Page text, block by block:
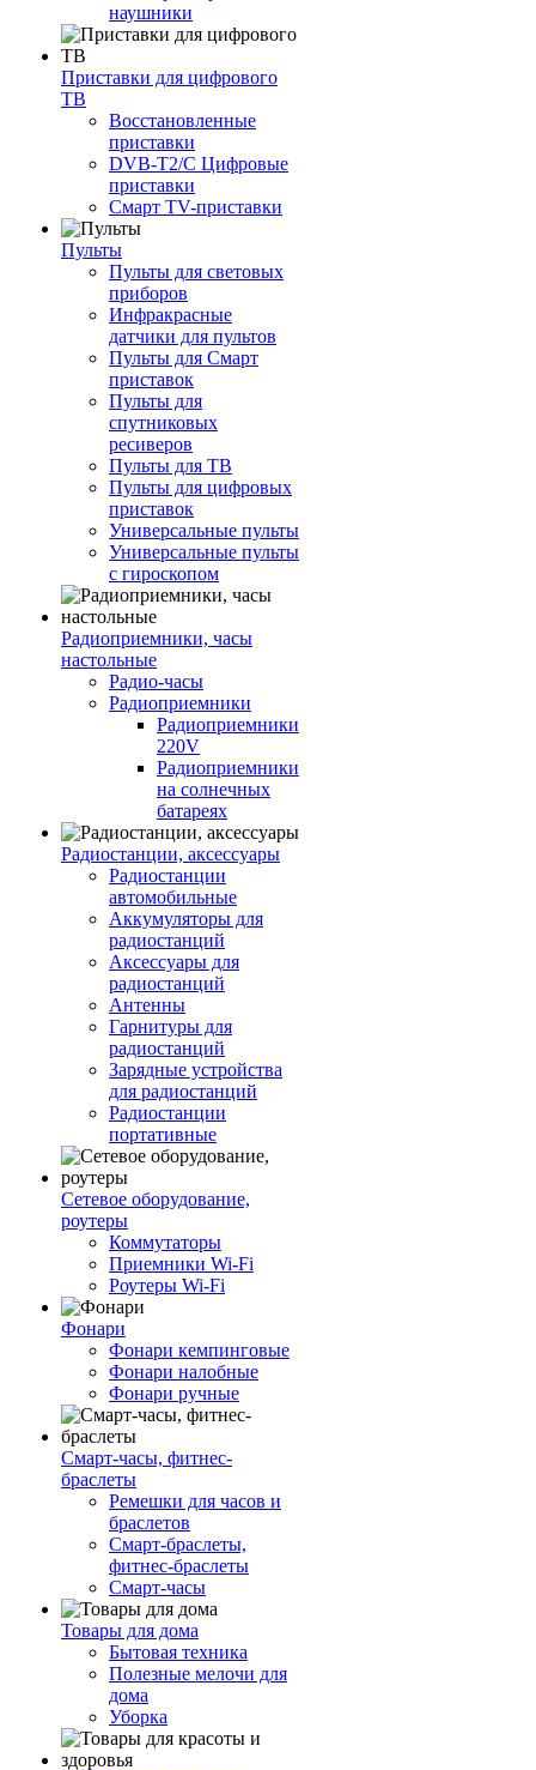
наушники
Приставки для цифрового
ТВ
Восстановленные
приставки
DVB-T2/C Цифровые
приставки
Смарт ТV-приставки
Пульты
Пульты для световых
приборов
Инфракрасные
датчики для пультов
Пульты для Смарт
приставок
Пульты для
спутниковых
ресиверов
Пульты для ТВ
Пульты для цифровых
приставок
Универсальные пульты
Универсальные пульты
с гироскопом
Радиоприемники, часы
настольные
Радио-часы
Радиоприемники
Радиоприемники
220V
Радиоприемники
на солнечных
батареях
Радиостанции, аксессуары
Радиостанции
автомобильные
Аккумуляторы для
радиостанций
Аксессуары для
радиостанций
Антенны
Гарнитуры для
радиостанций
Зарядные устройства
для радиостанций
Радиостанции
портативные
Сетевое оборудование,
роутеры
Коммутаторы
Приемники Wi-Fi
Роутеры Wi-Fi
Фонари
Фонари кемпинговые
Фонари налобные
Фонари ручные
Смарт-часы, фитнес-
браслеты
Ремешки для часов и
браслетов
Смарт-браслеты,
фитнес-браслеты
Смарт-часы
Товары для дома
Бытовая техника
Полезные мелочи для
дома
Уборка